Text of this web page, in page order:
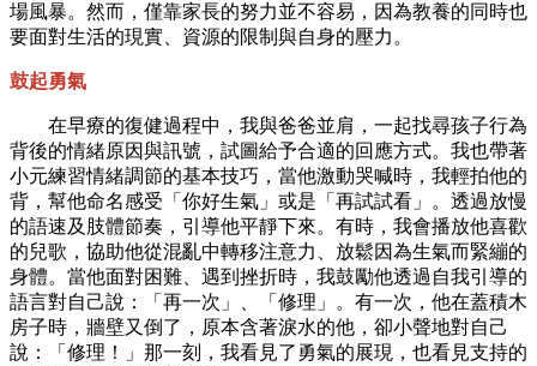
場風暴。然而，僅靠家長的努力並不容易，因為教養的同時也
要面對生活的現實、資源的限制與自身的壓力。
鼓起勇氣
在早療的復健過程中，我與爸爸並肩，一起找尋孩子行為
背後的情緒原因與訊號，試圖給予合適的回應方式。我也帶著
小元練習情緒調節的基本技巧，當他激動哭喊時，我輕拍他的
背，幫他命名感受「你好生氣」或是「再試試看」。透過放慢
的語速及肢體節奏，引導他平靜下來。有時，我會播放他喜歡
的兒歌，協助他從混亂中轉移注意力、放鬆因為生氣而緊繃的
身體。當他面對困難、遇到挫折時，我鼓勵他透過自我引導的
語言對自己說：「再一次」、「修理」。有一次，他在蓋積木
房子時，牆壁又倒了，原本含著淚水的他，卻小聲地對自己
說：「修理！」那一刻，我看見了勇氣的展現，也看見支持的